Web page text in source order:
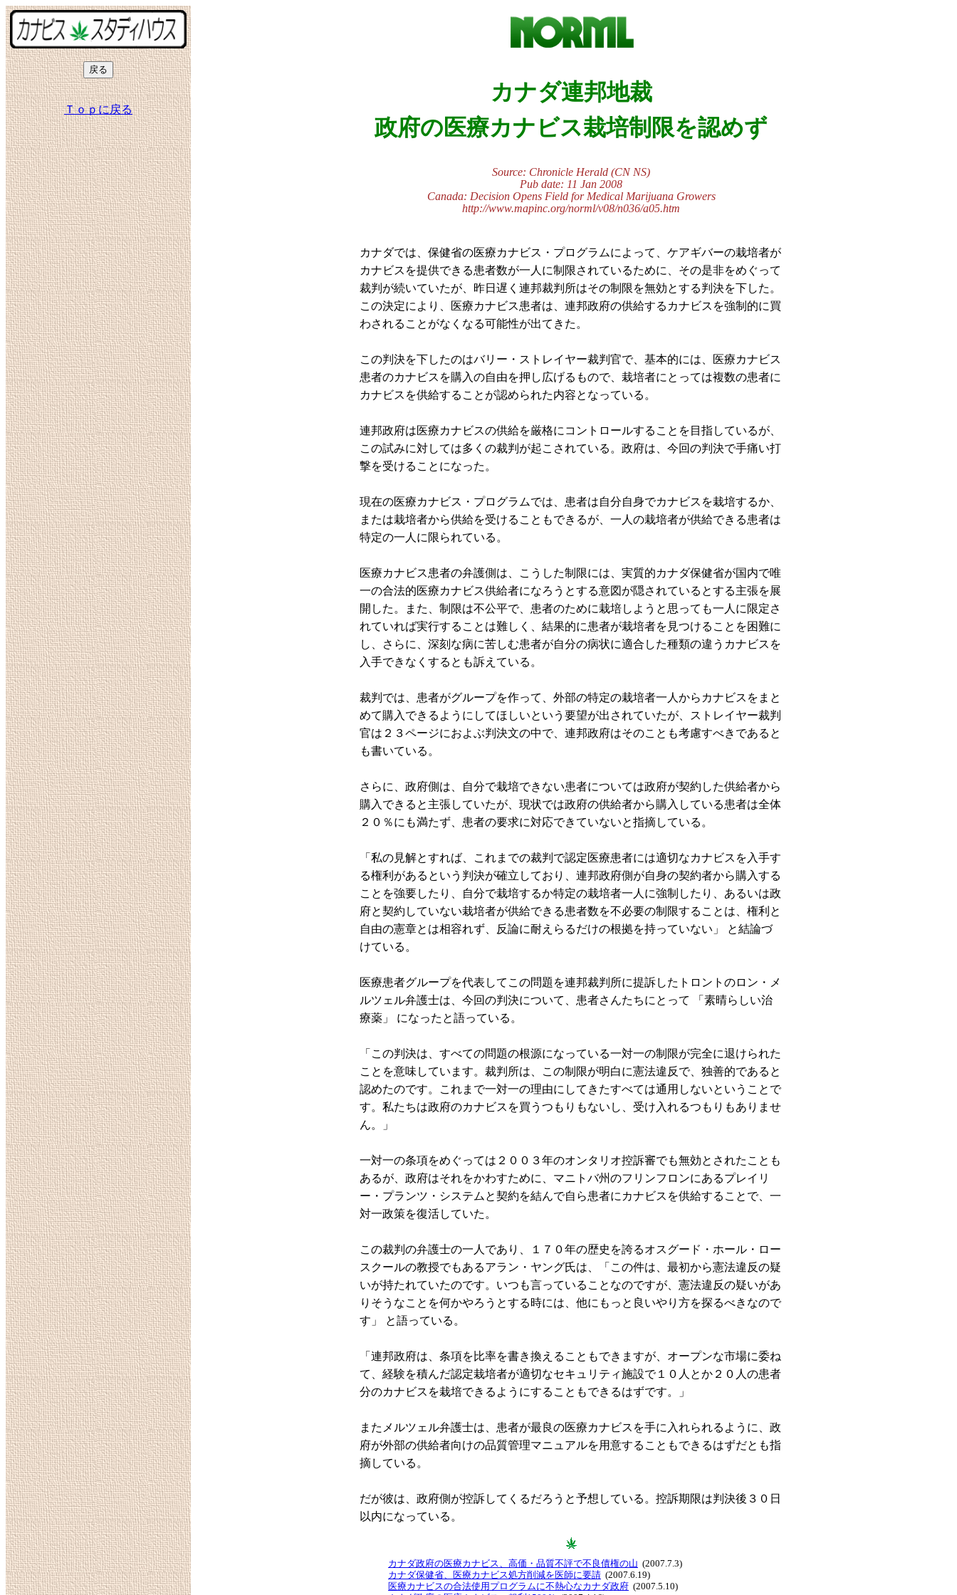
Ｔｏｐに戻る
カナダ連邦地裁
政府の医療カナビス栽培制限を認めず
Source: Chronicle Herald (CN NS)
Pub date: 11 Jan 2008
Canada: Decision Opens Field for Medical Marijuana Growers
http://www.mapinc.org/norml/v08/n036/a05.htm
カナダでは、保健省の医療カナビス・プログラムによって、ケアギバーの栽培者が
カナビスを提供できる患者数が一人に制限されているために、その是非をめぐって
裁判が続いていたが、昨日遅く連邦裁判所はその制限を無効とする判決を下した。
この決定により、医療カナビス患者は、連邦政府の供給するカナビスを強制的に買
わされることがなくなる可能性が出てきた。
この判決を下したのはバリー・ストレイヤー裁判官で、基本的には、医療カナビス
患者のカナビスを購入の自由を押し広げるもので、栽培者にとっては複数の患者に
カナビスを供給することが認められた内容となっている。
連邦政府は医療カナビスの供給を厳格にコントロールすることを目指しているが、
この試みに対しては多くの裁判が起こされている。政府は、今回の判決で手痛い打
撃を受けることになった。
現在の医療カナビス・プログラムでは、患者は自分自身でカナビスを栽培するか、
または栽培者から供給を受けることもできるが、一人の栽培者が供給できる患者は
特定の一人に限られている。
医療カナビス患者の弁護側は、こうした制限には、実質的カナダ保健省が国内で唯
一の合法的医療カナビス供給者になろうとする意図が隠されているとする主張を展
開した。また、制限は不公平で、患者のために栽培しようと思っても一人に限定さ
れていれば実行することは難しく、結果的に患者が栽培者を見つけることを困難に
し、さらに、深刻な病に苦しむ患者が自分の病状に適合した種類の違うカナビスを
入手できなくするとも訴えている。
裁判では、患者がグループを作って、外部の特定の栽培者一人からカナビスをまと
めて購入できるようにしてほしいという要望が出されていたが、ストレイヤー裁判
官は２３ページにおよぶ判決文の中で、連邦政府はそのことも考慮すべきであると
も書いている。
さらに、政府側は、自分で栽培できない患者については政府が契約した供給者から
購入できると主張していたが、現状では政府の供給者から購入している患者は全体
２０％にも満たず、患者の要求に対応できていないと指摘している。
「私の見解とすれば、これまでの裁判で認定医療患者には適切なカナビスを入手す
る権利があるという判決が確立しており、連邦政府側が自身の契約者から購入する
ことを強要したり、自分で栽培するか特定の栽培者一人に強制したり、あるいは政
府と契約していない栽培者が供給できる患者数を不必要の制限することは、権利と
自由の憲章とは相容れず、反論に耐えらるだけの根拠を持っていない」 と結論づ
けている。
医療患者グループを代表してこの問題を連邦裁判所に提訴したトロントのロン・メ
ルツェル弁護士は、今回の判決について、患者さんたちにとって 「素晴らしい治
療薬」 になったと語っている。
「この判決は、すべての問題の根源になっている一対一の制限が完全に退けられた
ことを意味しています。裁判所は、この制限が明白に憲法違反で、独善的であると
認めたのです。これまで一対一の理由にしてきたすべては通用しないということで
す。私たちは政府のカナビスを買うつもりもないし、受け入れるつもりもありませ
ん。」
一対一の条項をめぐっては２００３年のオンタリオ控訴審でも無効とされたことも
あるが、政府はそれをかわすために、マニトバ州のフリンフロンにあるプレイリ
ー・プランツ・システムと契約を結んで自ら患者にカナビスを供給することで、一
対一政策を復活していた。
この裁判の弁護士の一人であり、１７０年の歴史を誇るオスグード・ホール・ロー
スクールの教授でもあるアラン・ヤング氏は、「この件は、最初から憲法違反の疑
いが持たれていたのです。いつも言っていることなのですが、憲法違反の疑いがあ
りそうなことを何かやろうとする時には、他にもっと良いやり方を探るべきなので
す」 と語っている。
「連邦政府は、条項を比率を書き換えることもできますが、オープンな市場に委ね
て、経験を積んだ認定栽培者が適切なセキュリティ施設で１０人とか２０人の患者
分のカナビスを栽培できるようにすることもできるはずです。」
またメルツェル弁護士は、患者が最良の医療カナビスを手に入れられるように、政
府が外部の供給者向けの品質管理マニュアルを用意することもできるはずだとも指
摘している。
だが彼は、政府側が控訴してくるだろうと予想している。控訴期限は判決後３０日
以内になっている。
カナダ政府の医療カナビス、高価・品質不評で不良債権の山 (2007.7.3)
カナダ保健省、医療カナビス処方削減を医師に要請 (2007.6.19)
医療カナビスの合法使用プログラムに不熱心なカナダ政府 (2007.5.10)